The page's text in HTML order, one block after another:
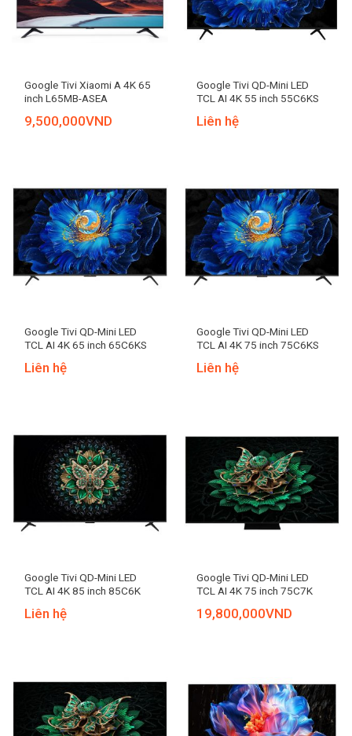
Google Tivi Xiaomi A 4K 65
inch L65MB-ASEA
9,500,000VND
Google Tivi QD-Mini LED
TCL AI 4K 55 inch 55C6KS
Liên hệ
Google Tivi QD-Mini LED
TCL AI 4K 65 inch 65C6KS
Liên hệ
Google Tivi QD-Mini LED
TCL AI 4K 75 inch 75C6KS
Liên hệ
Google Tivi QD-Mini LED
TCL AI 4K 85 inch 85C6K
Liên hệ
Google Tivi QD-Mini LED
TCL AI 4K 75 inch 75C7K
19,800,000VND